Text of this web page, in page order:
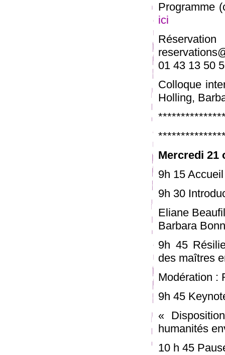
Programme
ici
01 43 13 50
Colloque
Holling,
Mercredi 21
9h 15
9h 30
Eliane
Barbara
9h 45
des maîtres
Modération :
9h 45
«
humanités
10 h 45